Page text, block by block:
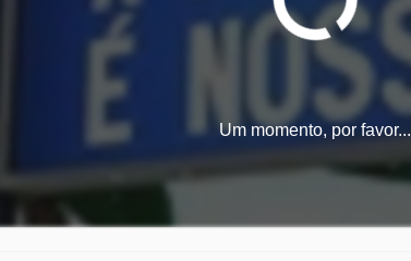
Um momento, por favor...